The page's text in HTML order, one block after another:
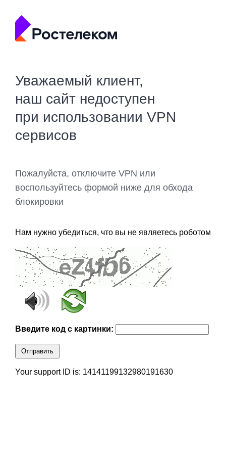
Уважаемый клиент,
наш сайт недоступен
при использовании VPN
сервисов
Пожалуйста, отключите VPN или
воспользуйтесь формой ниже для обхода
блокировки
Нам нужно убедиться, что вы не являетесь роботом
Введите код с картинки:
Отправить
Your support ID is: 14141199132980191630